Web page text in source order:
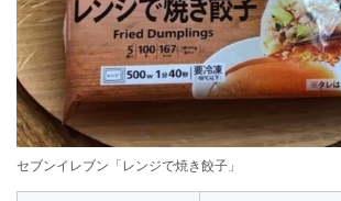
セブンイレブン「レンジで焼き餃子」